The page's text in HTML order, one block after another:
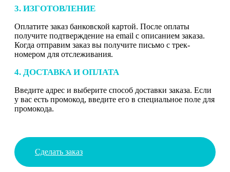
3. ИЗГОТОВЛЕНИЕ
Оплатите заказ банковской картой. После оплаты
получите подтверждение на email с описанием заказа.
Когда отправим заказ вы получите письмо с трек-
номером для отслеживания.
4. ДОСТАВКА И ОПЛАТА
Введите адрес и выберите способ доставки заказа. Если
у вас есть промокод, введите его в специальное поле для
промокода.
Сделать заказ